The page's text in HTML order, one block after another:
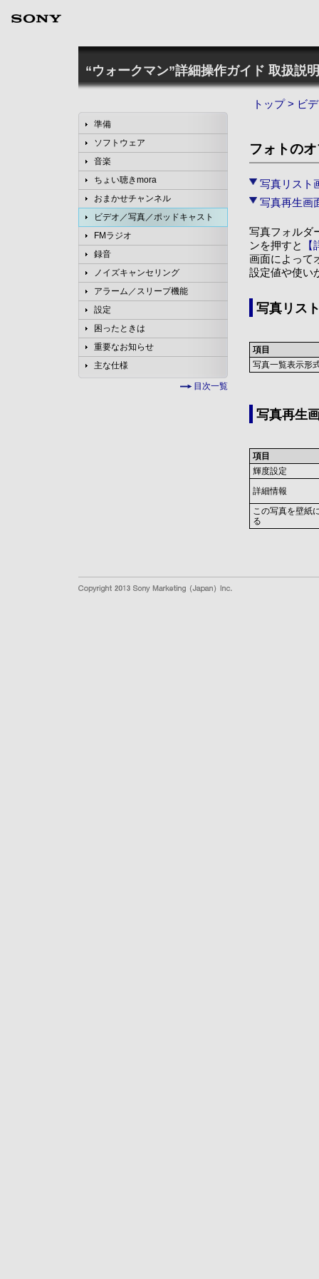
“ウォークマン”詳細操作ガイド 取扱説
準備
ソフトウェア
音楽
ちょい聴きmora
おまかせチャンネル
ビデオ／写真／ポッドキャスト
FMラジオ
録音
ノイズキャンセリング
アラーム／スリープ機能
設定
困ったときは
重要なお知らせ
主な仕様
目次一覧
トップ> ビ
フォトの
写真リスト
写真再生画
写真フォルダ
ンを押すと
画面によって
設定値や使い
写真リス
項目
写真一覧表示形
写真再生
項目
輝度設定
詳細情報
この写真を壁紙
る